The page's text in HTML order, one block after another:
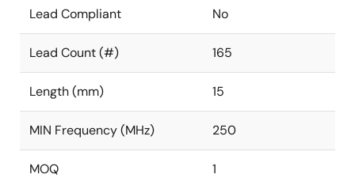
Lead Compliant No
Lead Count (#) 165
Length (mm) 15
MIN Frequency (MHz) 250
MOQ 1